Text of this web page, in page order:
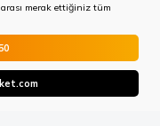
merak ettiğiniz tüm